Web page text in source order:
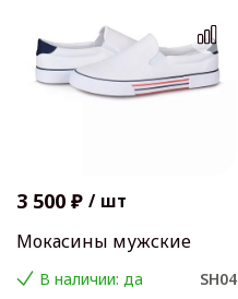
3 500 ₽ / шт
Мокасины мужские
В наличии: да
SH04